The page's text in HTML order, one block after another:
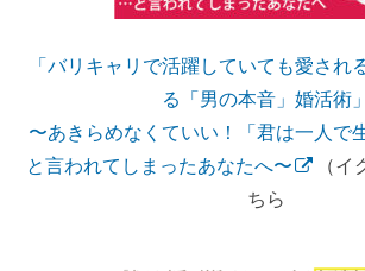
「バリキャリで活躍していても愛され
る「男の本音」婚活術」
〜あきらめなくていい！「君は一人で
と言われてしまったあなたへ〜
（
ちら